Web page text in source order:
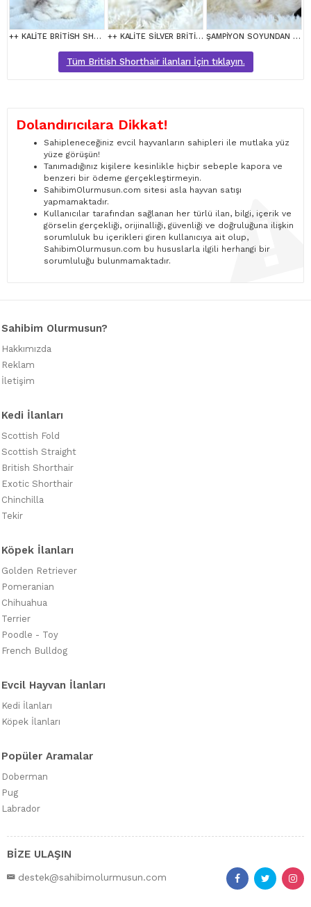
++ KALİTE BRİTİSH SHORTHAİR ++ KALİTE SİLVER BRİTİSH SHORTHAİR ŞAMPİYON SOYUNDAN LYNX BRİTİSH SHORTHAİR
Tüm British Shorthair ilanları İçin tıklayın.
Dolandırıcılara Dikkat!
Sahipleneceğiniz evcil hayvanların sahipleri ile mutlaka yüz
yüze görüşün!
Tanımadığınız kişilere kesinlikle hiçbir sebeple kapora ve
benzeri bir ödeme gerçekleştirmeyin.
SahibimOlurmusun.com sitesi asla hayvan satışı
yapmamaktadır.
Kullanıcılar tarafından sağlanan her türlü ilan, bilgi, içerik ve
görselin gerçekliği, orijinalliği, güvenliği ve doğruluğuna ilişkin
sorumluluk bu içerikleri giren kullanıcıya ait olup,
SahibimOlurmusun.com bu hususlarla ilgili herhangi bir
sorumluluğu bulunmamaktadır.
Sahibim Olurmusun?
Hakkımızda
Reklam
İletişim
Kedi İlanları
Scottish Fold
Scottish Straight
British Shorthair
Exotic Shorthair
Chinchilla
Tekir
Köpek İlanları
Golden Retriever
Pomeranian
Chihuahua
Terrier
Poodle - Toy
French Bulldog
Evcil Hayvan İlanları
Kedi İlanları
Köpek İlanları
Popüler Aramalar
Doberman
Pug
Labrador
BİZE ULAŞIN
destek@sahibimolurmusun.com